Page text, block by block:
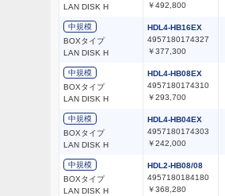
LAN DISK H
￥492,800
中規模
BOXタイプ
LAN DISK H
HDL4-HB16EX
4957180174327
￥377,300
中規模
BOXタイプ
LAN DISK H
HDL4-HB08EX
4957180174310
￥293,700
中規模
BOXタイプ
LAN DISK H
HDL4-HB04EX
4957180174303
￥242,000
中規模
BOXタイプ
LAN DISK H
HDL2-HB08/08
4957180184180
￥368,280